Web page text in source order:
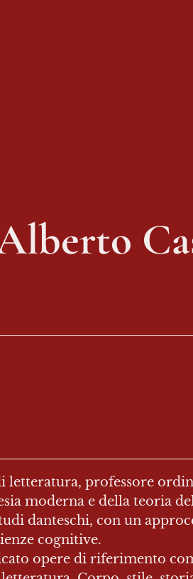
professore
moderna e della teoria
danteschi, con un
cognitive.
opere di riferimento